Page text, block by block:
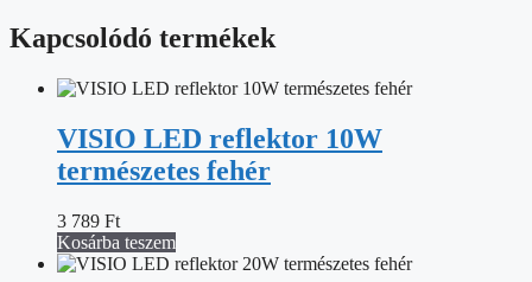
Kapcsolódó termékek
VISIO LED reflektor 10W
természetes fehér
3 789 Ft
Kosárba teszem